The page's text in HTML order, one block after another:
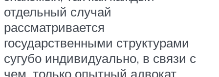
отдельный случай
рассматривается
государственными структурами
сугубо индивидуально, в связи с
чем, только опытный адвокат